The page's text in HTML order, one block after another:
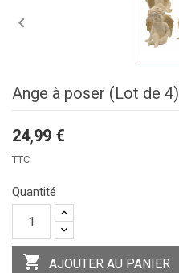

Ange à poser (Lot de 4)
24,99 €
TTC
Quantité
 AJOUTER AU PANIER